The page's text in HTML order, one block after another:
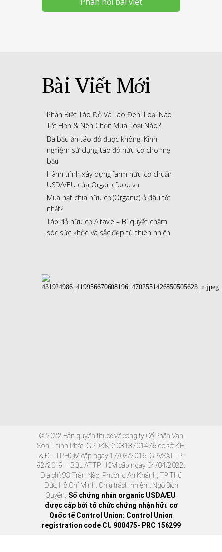
Bài Viết Mới
Phân Biệt Táo Đỏ Và Táo Đen: Loại Nào
Tốt Hơn & Nên Chọn Mua Loại Nào?
Bà bầu ăn táo đỏ được không: Kinh
nghiệm sử dụng táo đỏ hữu cơ cho mẹ
bầu
Hành trình xây dựng farm hữu cơ chuẩn
USDA/EU của Organicfood.vn
Mua hạt chia hữu cơ (Organic) ở đâu tốt
nhất?
Táo đỏ hữu cơ Altavie – Bí quyết chăm
sóc sức khỏe và sắc đẹp từ thiên nhiên
© 2022 Bản quyền thuộc về công ty Cổ Phần Vạn
Sơn Thịnh Phát. GPDKKD: 0313701476 do sở KH
& ĐT TP.HCM cấp ngày 17/03/2016. GPVSATTP:
92/2019 – BQL ATTP HCM cấp ngày 04/04/2022.
Địa chỉ: 93 Trần Não, Phường An Khánh, TP Thủ
Đức, Hồ Chí Minh. Chịu trách nhiệm: Ngô Bích
Quyên. Số chứng nhận organic USDA/EU
được cấp bởi tổ chức chứng nhận hữu cơ
Quốc tế Control Union: Control Union
registration code CU 900475- PRC 156299